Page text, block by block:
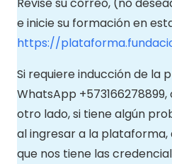
e inicie su formación en
https://
Si requiere inducción de la
WhatsApp
otro lado, si tiene algún
al ingresar a la
que nos tiene las